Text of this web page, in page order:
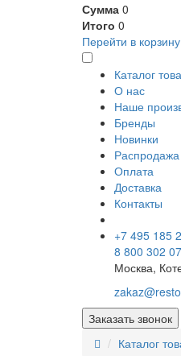
Сумма 0
Итого 0
Перейти в корзину
Каталог
О нас
Наше
Бренды
Новинки
Распродажа
Оплата
Доставка
Контакты
+7 495 185
8 800 302
Москва,
Заказать звонок
Каталог